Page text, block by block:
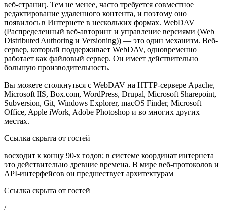
веб-страниц. Тем не менее, часто требуется совместное
редактирование удаленного контента, и поэтому оно
появилось в Интернете в нескольких формах. WebDAV
(Распределенный веб-авторинг и управление версиями (Web
Distributed Authoring и Versioning)) — это один механизм. Веб-
сервер, который поддерживает WebDAV, одновременно
работает как файловый сервер. Он имеет действительно
большую производительность.
Вы можете столкнуться с WebDAV на HTTP-сервере Apache,
Microsoft IIS, Box.com, WordPress, Drupal, Microsoft Sharepoint,
Subversion, Git, Windows Explorer, macOS Finder, Microsoft
Office, Apple iWork, Adobe Photoshop и во многих других
местах.
Ссылка скрыта от гостей
восходит к концу 90-х годов; в системе координат интернета
это действительно древние времена. В мире веб-протоколов и
API-интерфейсов он предшествует архитектурам
Ссылка скрыта от гостей
/